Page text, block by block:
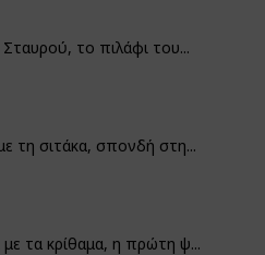
Σταυρού, το πιλάφι του...
τη σιτάκα, σπονδή στη...
τα κρίθαμα, η πρώτη ψ...